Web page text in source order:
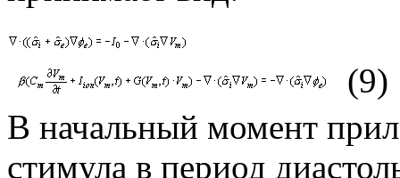
(9)
В начальный момент
стимула в период